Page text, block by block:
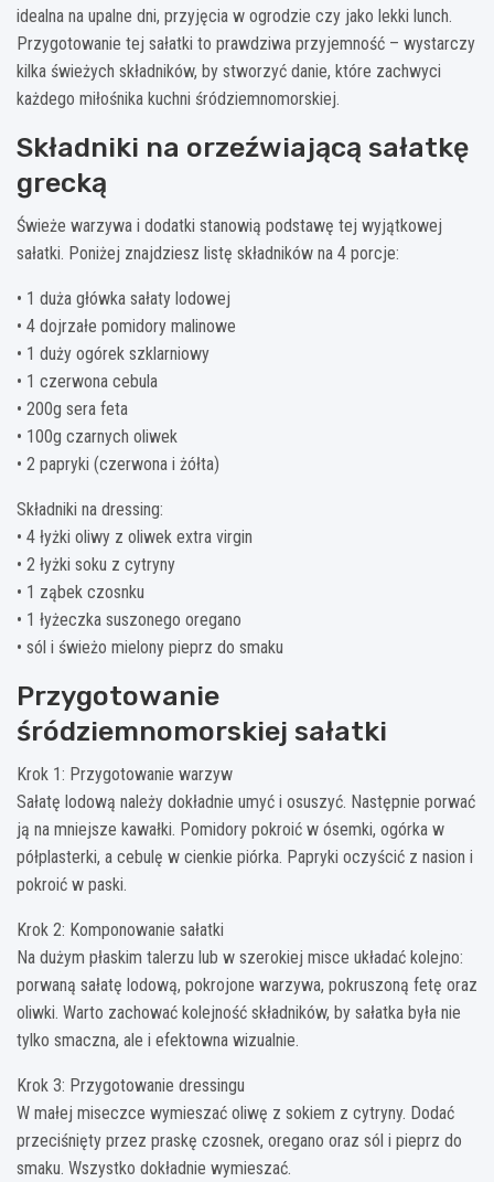
idealna na upalne dni, przyjęcia w ogrodzie czy jako lekki lunch.
Przygotowanie tej sałatki to prawdziwa przyjemność – wystarczy
kilka świeżych składników, by stworzyć danie, które zachwyci
każdego miłośnika kuchni śródziemnomorskiej.
Składniki na orzeźwiającą sałatkę
grecką
Świeże warzywa i dodatki stanowią podstawę tej wyjątkowej
sałatki. Poniżej znajdziesz listę składników na 4 porcje:
• 1 duża główka sałaty lodowej
• 4 dojrzałe pomidory malinowe
• 1 duży ogórek szklarniowy
• 1 czerwona cebula
• 200g sera feta
• 100g czarnych oliwek
• 2 papryki (czerwona i żółta)
Składniki na dressing:
• 4 łyżki oliwy z oliwek extra virgin
• 2 łyżki soku z cytryny
• 1 ząbek czosnku
• 1 łyżeczka suszonego oregano
• sól i świeżo mielony pieprz do smaku
Przygotowanie
śródziemnomorskiej sałatki
Krok 1: Przygotowanie warzyw
Sałatę lodową należy dokładnie umyć i osuszyć. Następnie porwać
ją na mniejsze kawałki. Pomidory pokroić w ósemki, ogórka w
półplasterki, a cebulę w cienkie piórka. Papryki oczyścić z nasion i
pokroić w paski.
Krok 2: Komponowanie sałatki
Na dużym płaskim talerzu lub w szerokiej misce układać kolejno:
porwaną sałatę lodową, pokrojone warzywa, pokruszoną fetę oraz
oliwki. Warto zachować kolejność składników, by sałatka była nie
tylko smaczna, ale i efektowna wizualnie.
Krok 3: Przygotowanie dressingu
W małej miseczce wymieszać oliwę z sokiem z cytryny. Dodać
przeciśnięty przez praskę czosnek, oregano oraz sól i pieprz do
smaku. Wszystko dokładnie wymieszać.